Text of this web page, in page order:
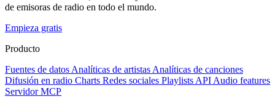
de emisoras de radio en todo el mundo.
Empieza gratis
Producto
Fuentes de datos Analíticas de artistas Analíticas de canciones
Difusión en radio Charts Redes sociales Playlists API Audio features
Servidor MCP